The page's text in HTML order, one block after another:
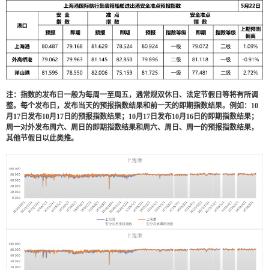
注：指数的发布日一般为每周一至周五，遇常规双休日、法定节假日等将有所调
整。每个发布日，发布当天的预报指数结果和前一天的即期指数结果。例如： 10
月 17 日发布10月 17 日的预报指数结果； 10月 17 日发布10月 16 日的即期指数结果；
周一对外发布周六、周日的即期指数结果和周六、周日、周一的预报指数结果，
其他节假日以此类推。